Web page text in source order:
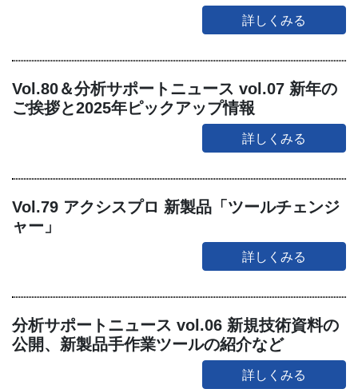
詳しくみる
Vol.80＆分析サポートニュース vol.07 新年の
ご挨拶と2025年ピックアップ情報
詳しくみる
Vol.79 アクシスプロ 新製品「ツールチェンジ
ャー」
詳しくみる
分析サポートニュース vol.06 新規技術資料の
公開、新製品手作業ツールの紹介など
詳しくみる